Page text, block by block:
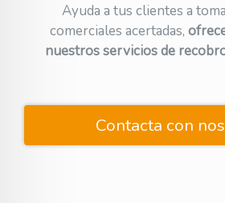
Ayuda a tus clientes a
comerciales acertadas,
nuestros servicios de
Contacta con